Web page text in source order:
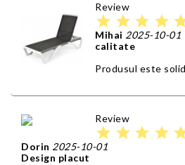
Review
star star star star
Mihai 2025-10-01
calitate
Produsul este
Review
star star star star
Dorin 2025-10-01
Design placut